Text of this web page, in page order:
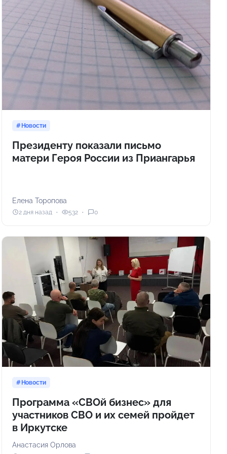
Новости
Президенту показали письмо
матери Героя России из Приангарья
Елена Торопова
2 дня назад 532 0
Новости
Программа «СВОй бизнес» для
участников СВО и их семей пройдет
в Иркутске
Анастасия Орлова